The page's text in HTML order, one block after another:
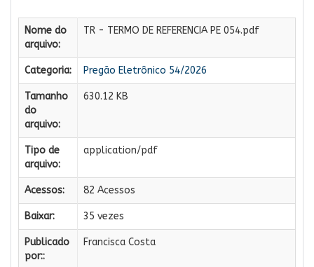
Nome do
arquivo:
TR - TERMO DE REFERENCIA PE 054.pdf
Categoria: Pregão Eletrônico 54/2026
Tamanho
do
arquivo:
630.12 KB
Tipo de
arquivo:
application/pdf
Acessos: 82 Acessos
Baixar: 35 vezes
Publicado
por::
Francisca Costa